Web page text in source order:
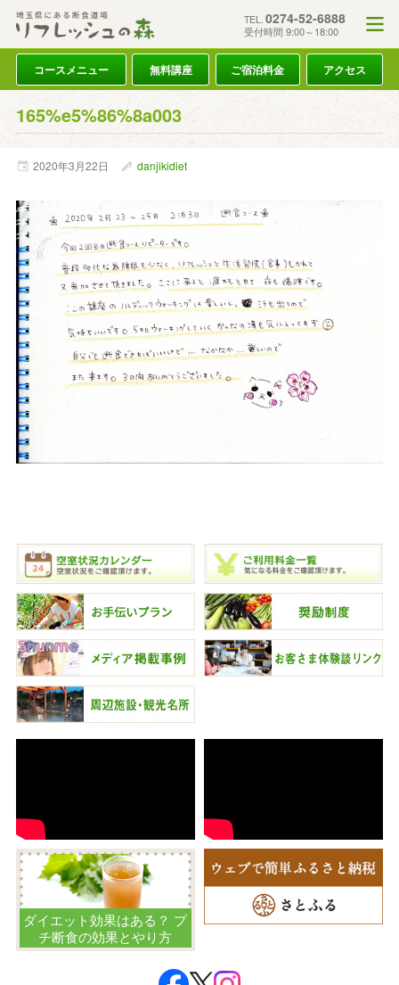
TEL. 0274-52-6888
受付時間 9:00～18:00
コースメニュー 無料講座 ご宿泊料金 アクセス
165%e5%86%8a003
2020年3月22日 danjikidiet
ダイエット効果はある？ プ
チ断食の効果とやり方